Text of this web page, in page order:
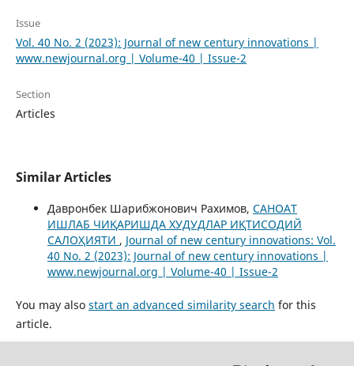
Issue
Vol. 40 No. 2 (2023): Journal of new century innovations |
www.newjournal.org | Volume-40 | Issue-2
Section
Articles
Similar Articles
Давронбек Шарибжонович Рахимов, САНОАТ
ИШЛАБ ЧИҚАРИШДА ХУДУДЛАР ИҚТИСОДИЙ
САЛОҲИЯТИ , Journal of new century innovations: Vol.
40 No. 2 (2023): Journal of new century innovations |
www.newjournal.org | Volume-40 | Issue-2
You may also start an advanced similarity search for this
article.